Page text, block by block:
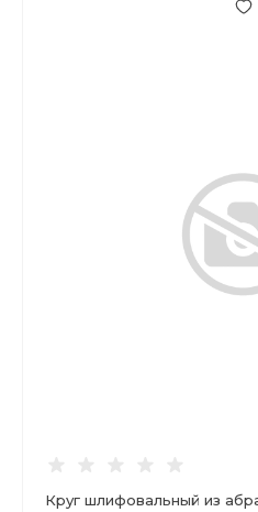
Круг шлифовальный из